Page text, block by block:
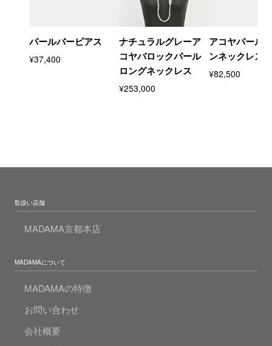
パールバーピアス
¥37,400
ナチュラルグレーア
コヤバロックパール
ロングネックレス
¥253,000
アコヤパール
ンネックレス
¥82,500
取扱い店舗
MADAMA京都本店
MADAMAについて
MADAMAの特徴
お問い合わせ
会社概要